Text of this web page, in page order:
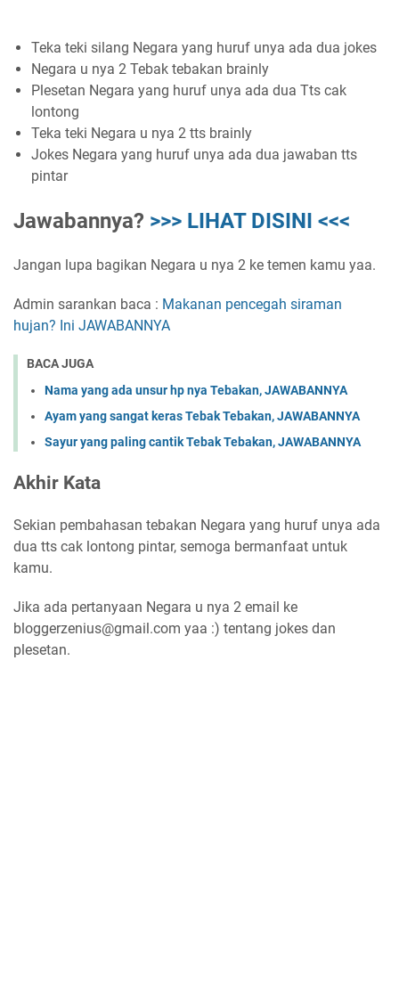
Teka teki silang Negara yang huruf unya ada dua jokes
Negara u nya 2 Tebak tebakan brainly
Plesetan Negara yang huruf unya ada dua Tts cak
lontong
Teka teki Negara u nya 2 tts brainly
Jokes Negara yang huruf unya ada dua jawaban tts
pintar
Jawabannya? >>> LIHAT DISINI <<<
Jangan lupa bagikan Negara u nya 2 ke temen kamu yaa.
Admin sarankan baca : Makanan pencegah siraman
hujan? Ini JAWABANNYA
BACA JUGA
Nama yang ada unsur hp nya Tebakan, JAWABANNYA
Ayam yang sangat keras Tebak Tebakan, JAWABANNYA
Sayur yang paling cantik Tebak Tebakan, JAWABANNYA
Akhir Kata
Sekian pembahasan tebakan Negara yang huruf unya ada
dua tts cak lontong pintar, semoga bermanfaat untuk
kamu.
Jika ada pertanyaan Negara u nya 2 email ke
bloggerzenius@gmail.com yaa :) tentang jokes dan
plesetan.